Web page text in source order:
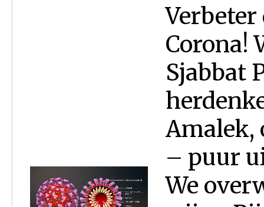
Verbeter
Corona!
Sjabbat
Amalek,
– puur
We